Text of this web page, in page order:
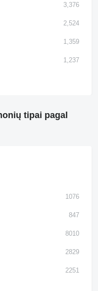
3,376
2,524
1,359
1,237
tipai pagal
1076
847
8010
2829
2251